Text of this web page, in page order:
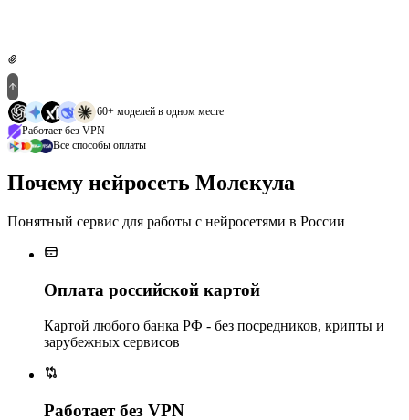
60+ моделей в одном месте
Работает без VPN
Все способы оплаты
Почему нейросеть Молекула
Понятный сервис для работы с нейросетями в России
Оплата российской картой
Картой любого банка РФ - без посредников, крипты и
зарубежных сервисов
Работает без VPN